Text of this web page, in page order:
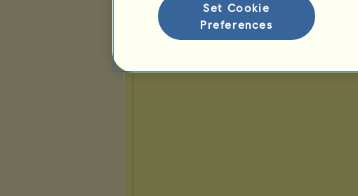
Prezentácia
Set Cookie
Preferences